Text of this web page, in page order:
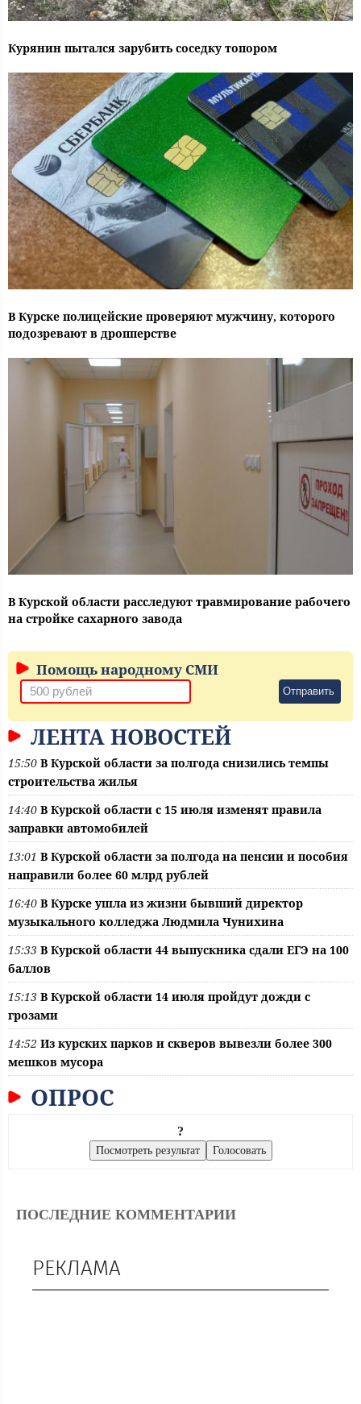
Курянин пытался зарубить соседку топором
В Курске полицейские проверяют мужчину, которого
подозревают в дропперстве
В Курской области расследуют травмирование рабочего
на стройке сахарного завода
Помощь народному СМИ
Отправить
ЛЕНТА НОВОСТЕЙ
15:50 В Курской области за полгода снизились темпы
строительства жилья
14:40 В Курской области с 15 июля изменят правила
заправки автомобилей
13:01 В Курской области за полгода на пенсии и пособия
направили более 60 млрд рублей
16:40 В Курске ушла из жизни бывший директор
музыкального колледжа Людмила Чунихина
15:33 В Курской области 44 выпускника сдали ЕГЭ на 100
баллов
15:13 В Курской области 14 июля пройдут дожди с
грозами
14:52 Из курских парков и скверов вывезли более 300
мешков мусора
ОПРОС
?
ПОСЛЕДНИЕ КОММЕНТАРИИ
РЕКЛАМА